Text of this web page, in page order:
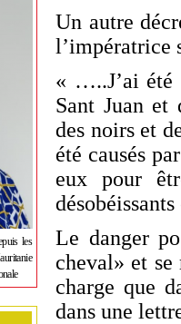
les
Un autre
l’impératrice
« …..J’ai été
Sant Juan et
des noirs et
été causés
eux pour
Le danger
cheval» et
charge que
dans une